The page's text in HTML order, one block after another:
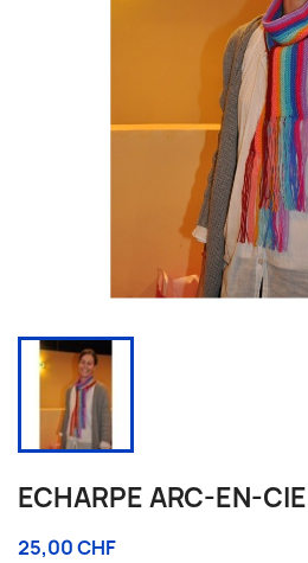
ECHARPE ARC-EN-
25,00 CHF